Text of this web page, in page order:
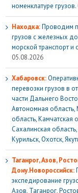
номенклатуре грузов.
Находка:Проводим
грузов с железных
морской транспорт и
05.08.2026
Хабаровск:
перевозки грузов в
части Дальнего
Автономная область,
область, Камчатская
Сахалинская
Курильск, Охотск,
Таганрог, Азов,
Дону.Новороссийск:
экспедирование
Азов, Таганрог,